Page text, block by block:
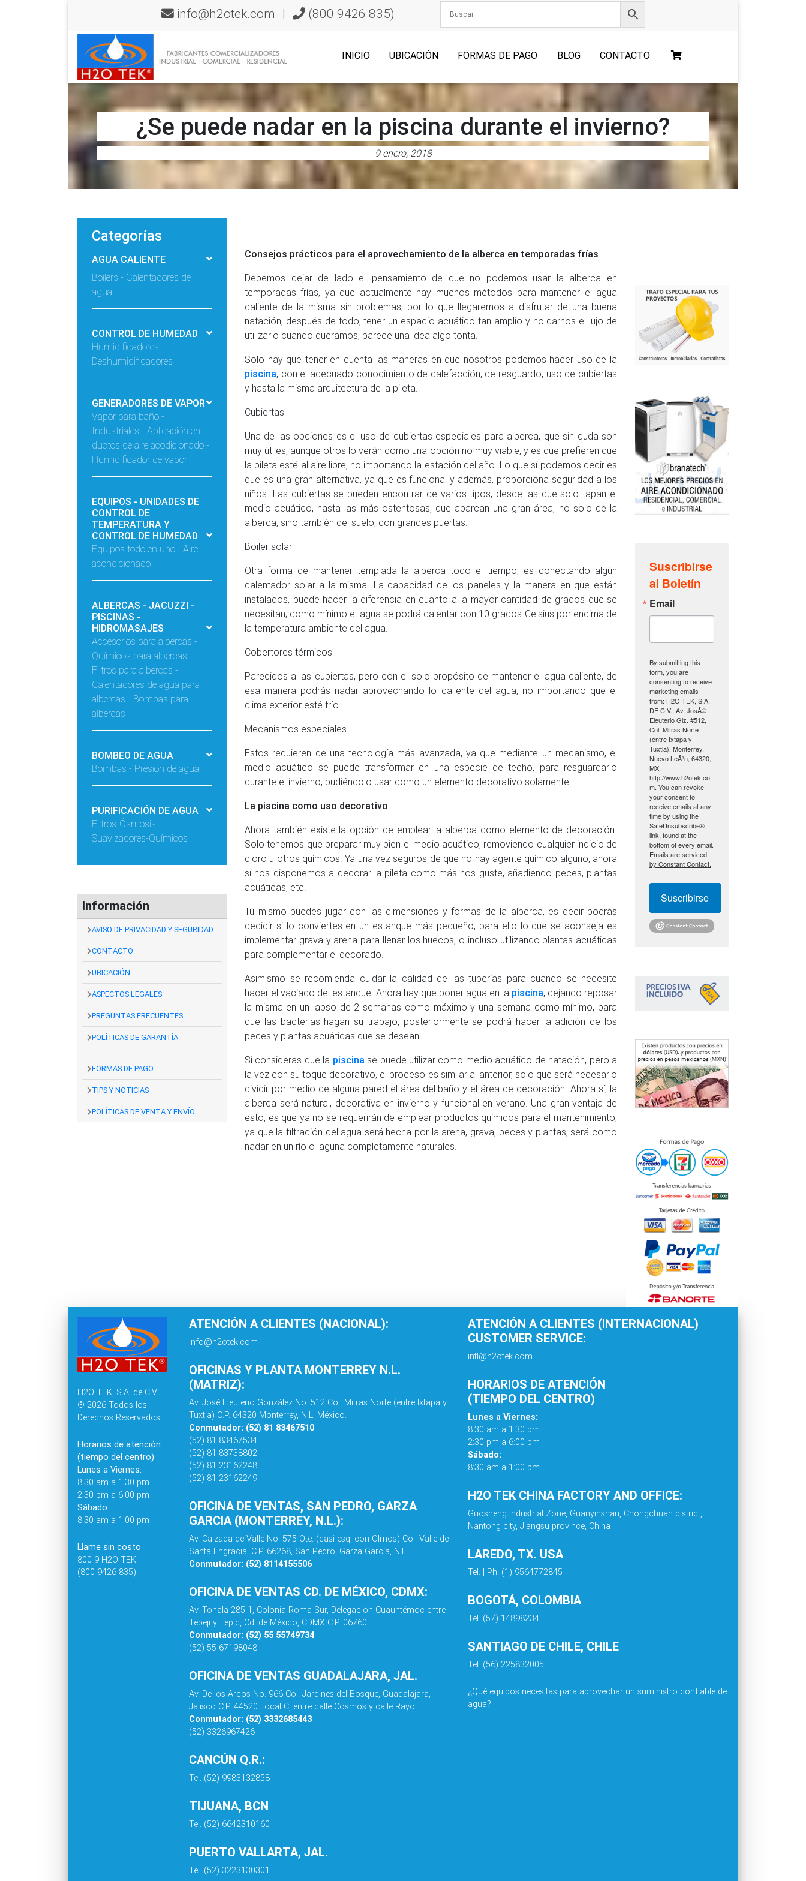
info@h2otek.com | (800 9426 835)
INICIO UBICACIÓN FORMAS DE PAGO BLOG CONTACTO
¿Se puede nadar en la piscina durante el invierno?
9 enero, 2018
Categorías
AGUA CALIENTE
Boilers - Calentadores de
agua
CONTROL DE HUMEDAD
Humidificadores -
Deshumidificadores
GENERADORES DE VAPOR
Vapor para baño -
Industriales - Aplicación en
ductos de aire acodicionado -
Humidificador de vapor
EQUIPOS - UNIDADES DE
CONTROL DE
TEMPERATURA Y
CONTROL DE HUMEDAD
Equipos todo en uno - Aire
acondicionado
ALBERCAS - JACUZZI -
PISCINAS -
HIDROMASAJES
Accesorios para albercas -
Químicos para albercas -
Filtros para albercas -
Calentadores de agua para
albercas - Bombas para
albercas
BOMBEO DE AGUA
Bombas - Presión de agua
PURIFICACIÓN DE AGUA
Filtros-Ósmosis-
Suavizadores-Químicos
Información
AVISO DE PRIVACIDAD Y SEGURIDAD
CONTACTO
UBICACIÓN
ASPECTOS LEGALES
PREGUNTAS FRECUENTES
POLÍTICAS DE GARANTÍA
FORMAS DE PAGO
TIPS Y NOTICIAS
POLÍTICAS DE VENTA Y ENVÍO
Consejos prácticos para el aprovechamiento de la alberca en temporadas frías
Debemos dejar de lado el pensamiento de que no podemos usar la alberca en
temporadas frías, ya que actualmente hay muchos métodos para mantener el agua
caliente de la misma sin problemas, por lo que llegaremos a disfrutar de una buena
natación, después de todo, tener un espacio acuático tan amplio y no darnos el lujo de
utilizarlo cuando queramos, parece una idea algo tonta.
Solo hay que tener en cuenta las maneras en que nosotros podemos hacer uso de la
piscina, con el adecuado conocimiento de calefacción, de resguardo, uso de cubiertas
y hasta la misma arquitectura de la pileta.
Cubiertas
Una de las opciones es el uso de cubiertas especiales para alberca, que sin duda son
muy útiles, aunque otros lo verán como una opción no muy viable, y es que prefieren que
la pileta esté al aire libre, no importando la estación del año. Lo que sí podemos decir es
que es una gran alternativa, ya que es funcional y además, proporciona seguridad a los
niños. Las cubiertas se pueden encontrar de varios tipos, desde las que solo tapan el
medio acuático, hasta las más ostentosas, que abarcan una gran área, no solo de la
alberca, sino también del suelo, con grandes puertas.
Boiler solar
Otra forma de mantener templada la alberca todo el tiempo, es conectando algún
calentador solar a la misma. La capacidad de los paneles y la manera en que están
instalados, puede hacer la diferencia en cuanto a la mayor cantidad de grados que se
necesitan; como mínimo el agua se podrá calentar con 10 grados Celsius por encima de
la temperatura ambiente del agua.
Cobertores térmicos
Parecidos a las cubiertas, pero con el solo propósito de mantener el agua caliente, de
esa manera podrás nadar aprovechando lo caliente del agua, no importando que el
clima exterior esté frío.
Mecanismos especiales
Estos requieren de una tecnología más avanzada, ya que mediante un mecanismo, el
medio acuático se puede transformar en una especie de techo, para resguardarlo
durante el invierno, pudiéndolo usar como un elemento decorativo solamente.
La piscina como uso decorativo
Ahora también existe la opción de emplear la alberca como elemento de decoración.
Solo tenemos que preparar muy bien el medio acuático, removiendo cualquier indicio de
cloro u otros químicos. Ya una vez seguros de que no hay agente químico alguno, ahora
sí nos disponemos a decorar la pileta como más nos guste, añadiendo peces, plantas
acuáticas, etc.
Tú mismo puedes jugar con las dimensiones y formas de la alberca, es decir podrás
decidir si lo conviertes en un estanque más pequeño, para ello lo que se aconseja es
implementar grava y arena para llenar los huecos, o incluso utilizando plantas acuáticas
para complementar el decorado.
Asimismo se recomienda cuidar la calidad de las tuberías para cuando se necesite
hacer el vaciado del estanque. Ahora hay que poner agua en la piscina, dejando reposar
la misma en un lapso de 2 semanas como máximo y una semana como mínimo, para
que las bacterias hagan su trabajo, posteriormente se podrá hacer la adición de los
peces y plantas acuáticas que se desean.
Si consideras que la piscina se puede utilizar como medio acuático de natación, pero a
la vez con su toque decorativo, el proceso es similar al anterior, solo que será necesario
dividir por medio de alguna pared el área del baño y el área de decoración. Ahora sí, la
alberca será natural, decorativa en invierno y funcional en verano. Una gran ventaja de
esto, es que ya no se requerirán de emplear productos químicos para el mantenimiento,
ya que la filtración del agua será hecha por la arena, grava, peces y plantas; será como
nadar en un río o laguna completamente naturales.
Suscribirse
al Boletín
Email
By submitting this
form, you are
consenting to receive
marketing emails
from: H2O TEK, S.A.
DE C.V., Av. JosÃ©
Eleuterio Glz. #512,
Col. Mitras Norte
(entre Ixtapa y
Tuxtla), Monterrey,
Nuevo LeÃ³n, 64320,
MX,
http://www.h2otek.co
m. You can revoke
your consent to
receive emails at any
time by using the
SafeUnsubscribe®
link, found at the
bottom of every email.
Emails are serviced
by Constant Contact.
Suscribirse
H2O TEK, S.A. de C.V.
® 2026 Todos los
Derechos Reservados
Horarios de atención
(tiempo del centro)
Lunes a Viernes:
8:30 am a 1:30 pm
2:30 pm a 6:00 pm
Sábado
8:30 am a 1:00 pm
Llame sin costo
800 9 H2O TEK
(800 9426 835)
ATENCIÓN A CLIENTES (NACIONAL):
info@h2otek.com
OFICINAS Y PLANTA MONTERREY N.L.
(MATRIZ):
Av. José Eleuterio González No. 512 Col. Mitras Norte (entre Ixtapa y
Tuxtla) C.P. 64320 Monterrey, N.L. México.
Conmutador: (52) 81 83467510
(52) 81 83467534
(52) 81 83738802
(52) 81 23162248
(52) 81 23162249
OFICINA DE VENTAS, SAN PEDRO, GARZA
GARCIA (MONTERREY, N.L.):
Av. Calzada de Valle No. 575 Ote. (casi esq. con Olmos) Col. Valle de
Santa Engracia, C.P. 66268, San Pedro, Garza García, N.L.
Conmutador: (52) 8114155506
OFICINA DE VENTAS CD. DE MÉXICO, CDMX:
Av. Tonalá 285-1, Colonia Roma Sur, Delegación Cuauhtémoc entre
Tepeji y Tepic, Cd. de México, CDMX C.P. 06760
Conmutador: (52) 55 55749734
(52) 55 67198048
OFICINA DE VENTAS GUADALAJARA, JAL.
Av. De los Arcos No. 966 Col. Jardines del Bosque, Guadalajara,
Jalisco C.P. 44520 Local C, entre calle Cosmos y calle Rayo
Conmutador: (52) 3332685443
(52) 3326967426
CANCÚN Q.R.:
Tel. (52) 9983132858
TIJUANA, BCN
Tel. (52) 6642310160
PUERTO VALLARTA, JAL.
Tel. (52) 3223130301
ATENCIÓN A CLIENTES (INTERNACIONAL)
CUSTOMER SERVICE:
intl@h2otek.com
HORARIOS DE ATENCIÓN
(TIEMPO DEL CENTRO)
Lunes a Viernes:
8:30 am a 1:30 pm
2:30 pm a 6:00 pm
Sábado:
8:30 am a 1:00 pm
H2O TEK CHINA FACTORY AND OFFICE:
Guosheng Industrial Zone, Guanyinshan, Chongchuan district,
Nantong city, Jiangsu province, China
LAREDO, TX. USA
Tel. | Ph. (1) 9564772845
BOGOTÁ, COLOMBIA
Tel. (57) 14898234
SANTIAGO DE CHILE, CHILE
Tel. (56) 225832005
¿Qué equipos necesitas para aprovechar un suministro confiable de
agua?